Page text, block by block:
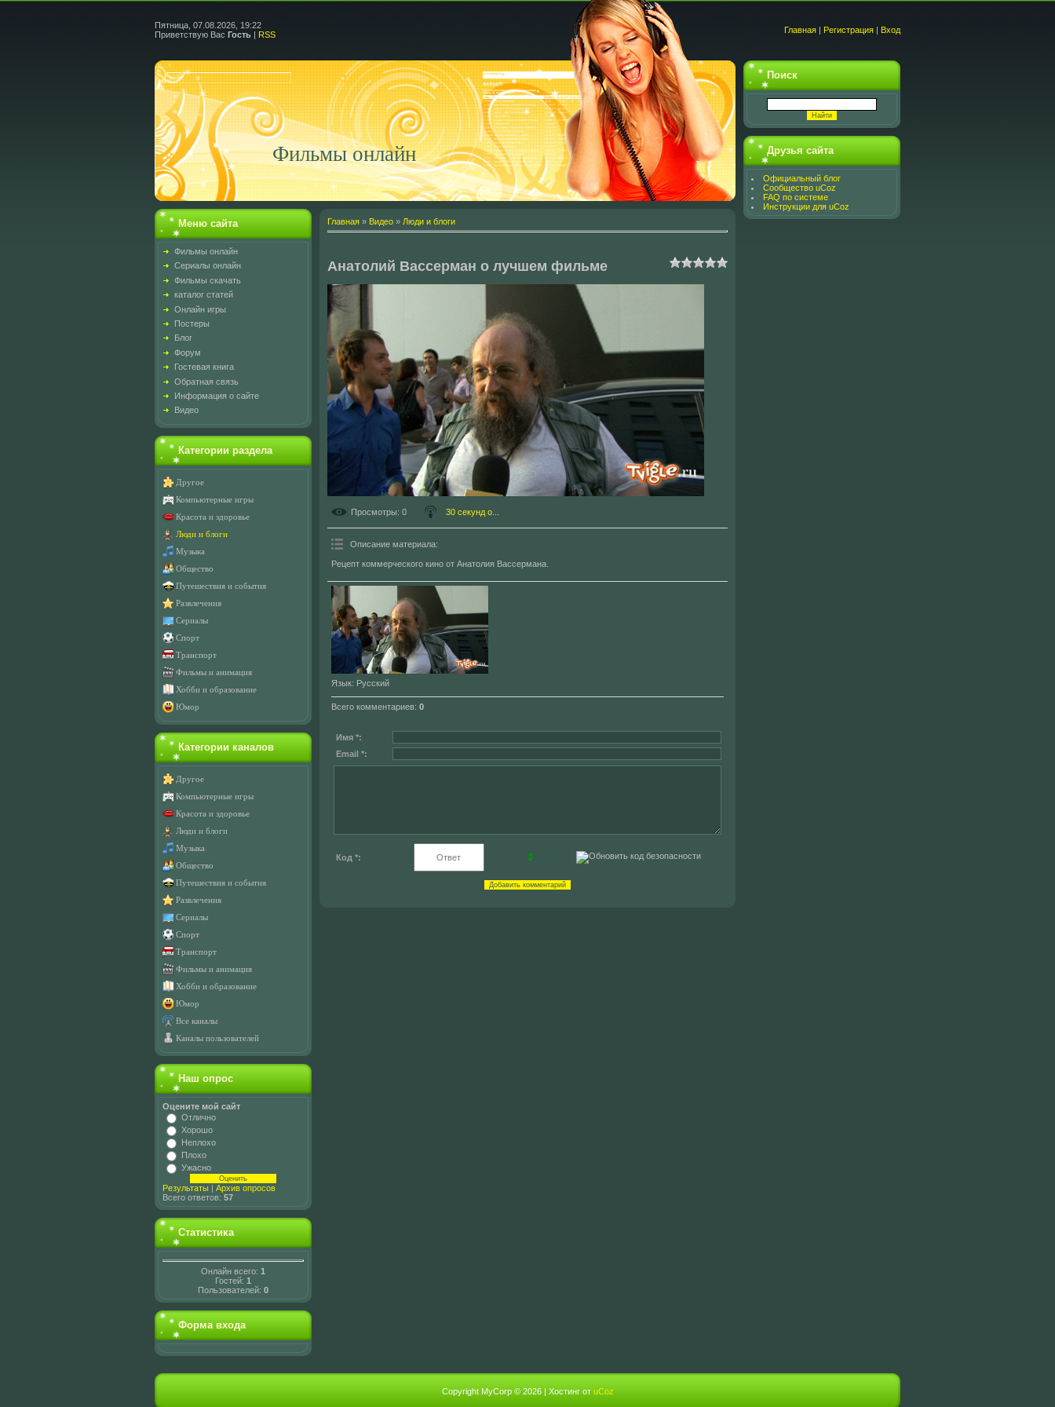
Пятница, 07.08.2026, 19:22
Приветствую Вас Гость | RSS Главная | Регистрация | Вход
Фильмы онлайн
Меню сайта
Фильмы онлайн
Сериалы онлайн
Фильмы скачать
каталог статей
Онлайн игры
Постеры
Блог
Форум
Гостевая книга
Обратная связь
Информация о сайте
Видео
Категории раздела
Другое
Компьютерные игры
Красота и здоровье
Люди и блоги
Музыка
Общество
Путешествия и события
Развлечения
Сериалы
Спорт
Транспорт
Фильмы и анимация
Хобби и образование
Юмор
Категории каналов
Другое
Компьютерные игры
Красота и здоровье
Люди и блоги
Музыка
Общество
Путешествия и события
Развлечения
Сериалы
Спорт
Транспорт
Фильмы и анимация
Хобби и образование
Юмор
Все каналы
Каналы пользователей
Наш опрос
Оцените мой сайт
Отлично
Хорошо
Неплохо
Плохо
Ужасно
Результаты | Архив опросов
Всего ответов: 57
Статистика
Онлайн всего: 1
Гостей: 1
Пользователей: 0
Форма входа
Главная » Видео » Люди и блоги
Анатолий Вассерман о лучшем фильме
Просмотры: 0 30 секунд о...
Описание материала:
Рецепт коммерческого кино от Анатолия Вассермана.
Язык: Русский
Всего комментариев: 0
Имя *:
Email *:
Код *:
Поиск
Друзья сайта
Официальный блог
Сообщество uCoz
FAQ по системе
Инструкции для uCoz
Copyright MyCorp © 2026| Хостинг от uCoz